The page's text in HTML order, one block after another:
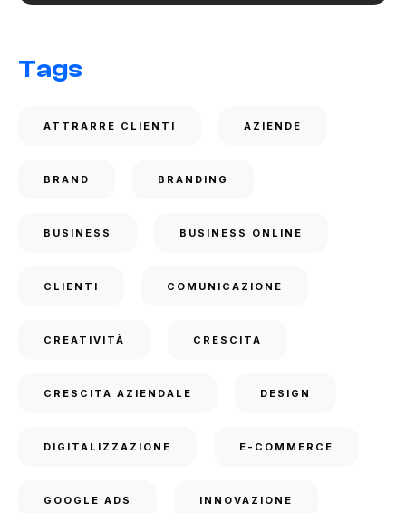
Tags
ATTRARRE CLIENTI AZIENDE
BRAND BRANDING
BUSINESS BUSINESS ONLINE
CLIENTI COMUNICAZIONE
CREATIVITÀ CRESCITA
CRESCITA AZIENDALE DESIGN
DIGITALIZZAZIONE E-COMMERCE
GOOGLE ADS INNOVAZIONE